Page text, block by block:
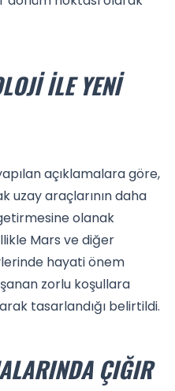
ILE YENI
açıklamalara göre,
uzay araçlarının daha
olanak
Mars ve diğer
hayati önem
zorlu koşullara
tasarlandığı belirtildi.
ÇIĞIR